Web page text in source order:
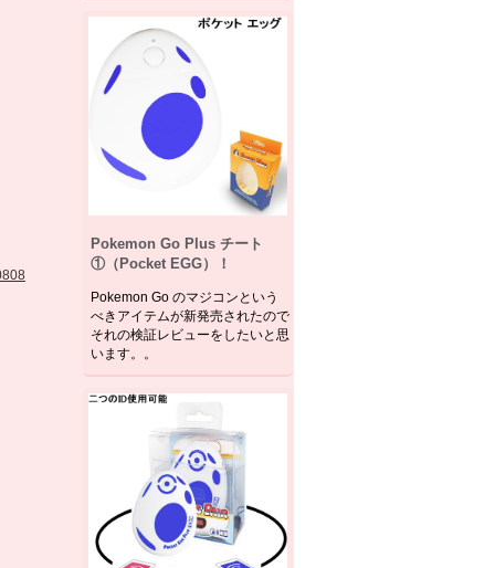
Pokemon Go Plus チート
①（Pocket EGG）！
Pokemon Go のマジコンという
べきアイテムが新発売されたので
それの検証レビューをしたいと思
います。。